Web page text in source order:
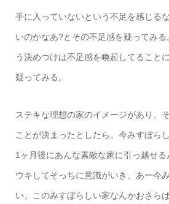
手に入っていないという不足を感じる
いのかなあ?とその不足感を疑ってみ
う決めつけは不足感を喚起してること
疑ってみる。
ステキな理想の家のイメージがあり、
ことが決まったとしたら。今みすぼら
1ヶ月後にあんな素敵な家に引っ越せ
ウキしてそっちに意識がいき、あー今
い。このみすぼらしい家なんかおさら